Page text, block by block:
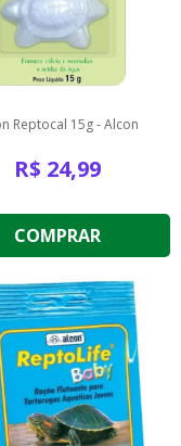
Reptocal 15g - Alcon
R$ 24,99
COMPRAR